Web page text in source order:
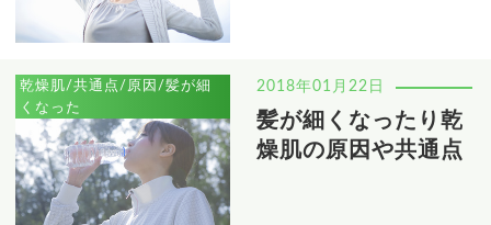
乾燥肌/共通点/原因/髪が細
くなった
2018年01月22日
髪が細くなったり乾
燥肌の原因や共通点